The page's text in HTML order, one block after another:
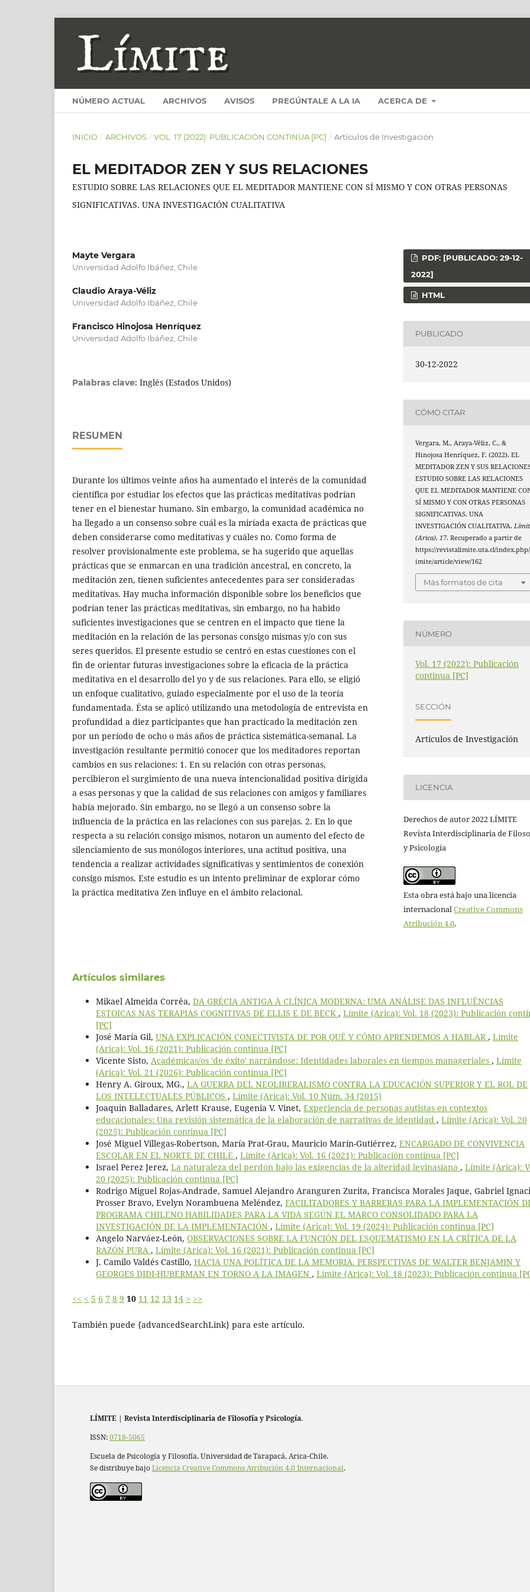
NÚMERO ACTUAL ARCHIVOS AVISOS PREGÚNTALE A LA IA ACERCA DE
INICIO / ARCHIVOS / VOL. 17 (2022): PUBLICACIÓN CONTINUA [PC] / Artículos de Investigación
EL MEDITADOR ZEN Y SUS RELACIONES
ESTUDIO SOBRE LAS RELACIONES QUE EL MEDITADOR MANTIENE CON SÍ MISMO Y CON OTRAS PERSONAS
SIGNIFICATIVAS. UNA INVESTIGACIÓN CUALITATIVA
Mayte Vergara
Universidad Adolfo Ibáñez, Chile
Claudio Araya-Véliz
Universidad Adolfo Ibáñez, Chile
Francisco Hinojosa Henríquez
Universidad Adolfo Ibáñez, Chile
Palabras clave: Inglés (Estados Unidos)
RESUMEN
Durante los últimos veinte años ha aumentado el interés de la comunidad
científica por estudiar los efectos que las prácticas meditativas podrían
tener en el bienestar humano. Sin embargo, la comunidad académica no
ha llegado a un consenso sobre cuál es la miríada exacta de prácticas que
deben considerarse como meditativas y cuáles no. Como forma de
resolver provisionalmente este problema, se ha sugerido que aquellas
prácticas que se enmarcan en una tradición ancestral, en concreto, la
meditación zen, tienen suficientes antecedentes para ser consideradas
meditativas. Hay mucha información disponible sobre los beneficios que
podrían tener las prácticas meditativas, sin embargo, no ha habido
suficientes investigaciones que se centren en el impacto que tiene la
meditación en la relación de las personas consigo mismas y/o con sus
seres queridos. El presente estudio se centró en estas cuestiones con el
fin de orientar futuras investigaciones sobre la eficacia de la práctica
meditativa en el desarrollo del yo y de sus relaciones. Para ello, se eligió
un enfoque cualitativo, guiado especialmente por el uso de la teoría
fundamentada. Ésta se aplicó utilizando una metodología de entrevista en
profundidad a diez participantes que han practicado la meditación zen
por un período de ocho o más años de práctica sistemática-semanal. La
investigación resultante permitió conocer que los meditadores reportan
cambios en sus relaciones: 1. En su relación con otras personas,
percibieron el surgimiento de una nueva intencionalidad positiva dirigida
a esas personas y que la calidad de sus relaciones con amigos y familiares
había mejorado. Sin embargo, no se llegó a un consenso sobre la
influencia de la práctica en las relaciones con sus parejas. 2. En lo que
respecta a su relación consigo mismos, notaron un aumento del efecto de
silenciamiento de sus monólogos interiores, una actitud positiva, una
tendencia a realizar actividades significativas y sentimientos de conexión
consigo mismos. Este estudio es un intento preliminar de explorar cómo
la práctica meditativa Zen influye en el ámbito relacional.
PDF: [PUBLICADO: 29-12-
2022]
HTML
PUBLICADO
30-12-2022
CÓMO CITAR
Vergara, M., Araya-Véliz, C., &
Hinojosa Henríquez, F. (2022). EL
MEDITADOR ZEN Y SUS
ESTUDIO SOBRE LAS RELACIONES
QUE EL MEDITADOR MANTIENE
SÍ MISMO Y CON OTRAS PERSONAS
SIGNIFICATIVAS. UNA
INVESTIGACIÓN CUALITATIVA.
(Arica),17. Recuperado a partir de
https://revistalimite.uta.cl/
imite/article/view/162
Más formatos de cita
NÚMERO
Vol. 17 (2022): Publicación
continua [PC]
SECCIÓN
Artículos de Investigación
LICENCIA
Derechos de autor 2022 LÍMITE
Revista Interdisciplinaria de
y Psicología
Esta obra está bajo una licencia
internacional Creative Commons
Atribución 4.0.
Artículos similares
Mikael Almeida Corrêa, DA GRÉCIA ANTIGA À CLÍNICA MODERNA: UMA ANÁLISE DAS INFLUÊNCIAS
ESTOICAS NAS TERAPIAS COGNITIVAS DE ELLIS E DE BECK , Límite (Arica): Vol. 18 (2023): Publicación
[PC]
José María Gil, UNA EXPLICACIÓN CONECTIVISTA DE POR QUÉ Y CÓMO APRENDEMOS A HABLAR , Límite
(Arica): Vol. 16 (2021): Publicación continua [PC]
Vicente Sisto, Académicas/os 'de éxito' narrándose: Identidades laborales en tiempos manageriales , Límite
(Arica): Vol. 21 (2026): Publicación continua [PC]
Henry A. Giroux, MG., LA GUERRA DEL NEOLIBERALISMO CONTRA LA EDUCACIÓN SUPERIOR Y EL ROL DE
LOS INTELECTUALES PÚBLICOS , Límite (Arica): Vol. 10 Núm. 34 (2015)
Joaquin Balladares, Arlett Krause, Eugenia V. Vinet, Experiencia de personas autistas en contextos
educacionales: Una revisión sistemática de la elaboración de narrativas de identidad , Límite (Arica): Vol. 20
(2025): Publicación continua [PC]
José Miguel Villegas-Robertson, María Prat-Grau, Mauricio Marín-Gutiérrez, ENCARGADO DE CONVIVENCIA
ESCOLAR EN EL NORTE DE CHILE , Límite (Arica): Vol. 16 (2021): Publicación continua [PC]
Israel Perez Jerez, La naturaleza del perdón bajo las exigencias de la alteridad levinasiana , Límite (Arica):
20 (2025): Publicación continua [PC]
Rodrigo Miguel Rojas-Andrade, Samuel Alejandro Aranguren Zurita, Francisca Morales Jaque, Gabriel
Prosser Bravo, Evelyn Norambuena Meléndez, FACILITADORES Y BARRERAS PARA LA IMPLEMENTACIÓN
PROGRAMA CHILENO HABILIDADES PARA LA VIDA SEGÚN EL MARCO CONSOLIDADO PARA LA
INVESTIGACIÓN DE LA IMPLEMENTACIÓN , Límite (Arica): Vol. 19 (2024): Publicación continua [PC]
Angelo Narváez-León, OBSERVACIONES SOBRE LA FUNCIÓN DEL ESQUEMATISMO EN LA CRÍTICA DE LA
RAZÓN PURA , Límite (Arica): Vol. 16 (2021): Publicación continua [PC]
J. Camilo Valdés Castillo, HACIA UNA POLÍTICA DE LA MEMORIA. PERSPECTIVAS DE WALTER BENJAMIN Y
GEORGES DIDI-HUBERMAN EN TORNO A LA IMAGEN , Límite (Arica): Vol. 18 (2023): Publicación continua
<< < 5 6 7 8 9 10 11 12 13 14 > >>
También puede {advancedSearchLink} para este artículo.
LÍMITE | Revista Interdisciplinaria de Filosofía y Psicología.
ISSN:0718-5065
Escuela de Psicología y Filosofía, Universidad de Tarapacá, Arica-Chile.
Se distribuye bajoLicencia Creative Commons Atribución 4.0 Internacional.